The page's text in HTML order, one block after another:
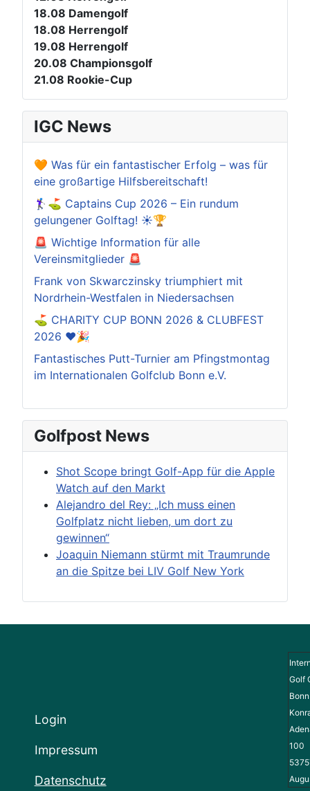
18.08 Damengolf
18.08 Herrengolf
19.08 Herrengolf
20.08 Championsgolf
21.08 Rookie-Cup
IGC News
🧡 Was für ein fantastischer Erfolg – was für
eine großartige Hilfsbereitschaft!
🏌️‍♀️⛳ Captains Cup 2026 – Ein rundum
gelungener Golftag! ☀️🏆
🚨 Wichtige Information für alle
Vereinsmitglieder 🚨
Frank von Skwarczinsky triumphiert mit
Nordrhein-Westfalen in Niedersachsen
⛳️ CHARITY CUP BONN 2026 & CLUBFEST
2026 ❤️🎉
Fantastisches Putt-Turnier am Pfingstmontag
im Internationalen Golfclub Bonn e.V.
Golfpost News
Shot Scope bringt Golf-App für die Apple
Watch auf den Markt
Alejandro del Rey: „Ich muss einen
Golfplatz nicht lieben, um dort zu
gewinnen“
Joaquin Niemann stürmt mit Traumrunde
an die Spitze bei LIV Golf New York
Login
Impressum
Datenschutz
Golf
100